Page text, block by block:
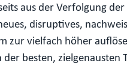
aus der Verfolgung
disruptives,
zur vielfach höher
besten,